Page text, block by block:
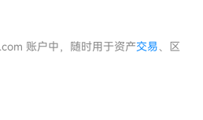
账户中，随时用于资产交易、区